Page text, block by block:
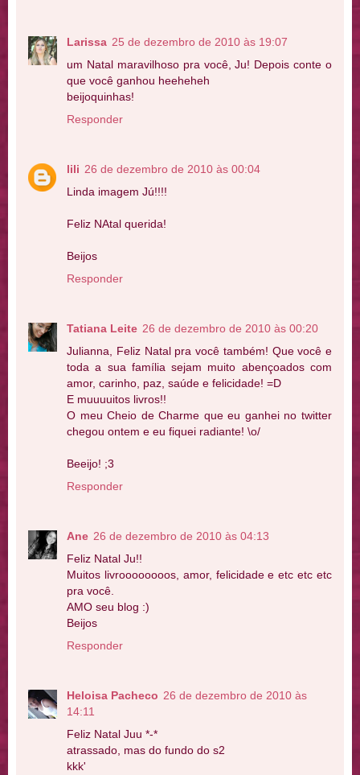
Larissa 25 de dezembro de 2010 às 19:07
um Natal maravilhoso pra você, Ju! Depois conte o
que você ganhou heeheheh
beijoquinhas!
Responder
lili 26 de dezembro de 2010 às 00:04
Linda imagem Jú!!!!
Feliz NAtal querida!
Beijos
Responder
Tatiana Leite 26 de dezembro de 2010 às 00:20
Julianna, Feliz Natal pra você também! Que você e
toda a sua família sejam muito abençoados com
amor, carinho, paz, saúde e felicidade! =D
E muuuuitos livros!!
O meu Cheio de Charme que eu ganhei no twitter
chegou ontem e eu fiquei radiante! \o/
Beeijo! ;3
Responder
Ane 26 de dezembro de 2010 às 04:13
Feliz Natal Ju!!
Muitos livroooooooos, amor, felicidade e etc etc etc
pra você.
AMO seu blog :)
Beijos
Responder
Heloisa Pacheco 26 de dezembro de 2010 às
14:11
Feliz Natal Juu *-*
atrassado, mas do fundo do s2
kkk'